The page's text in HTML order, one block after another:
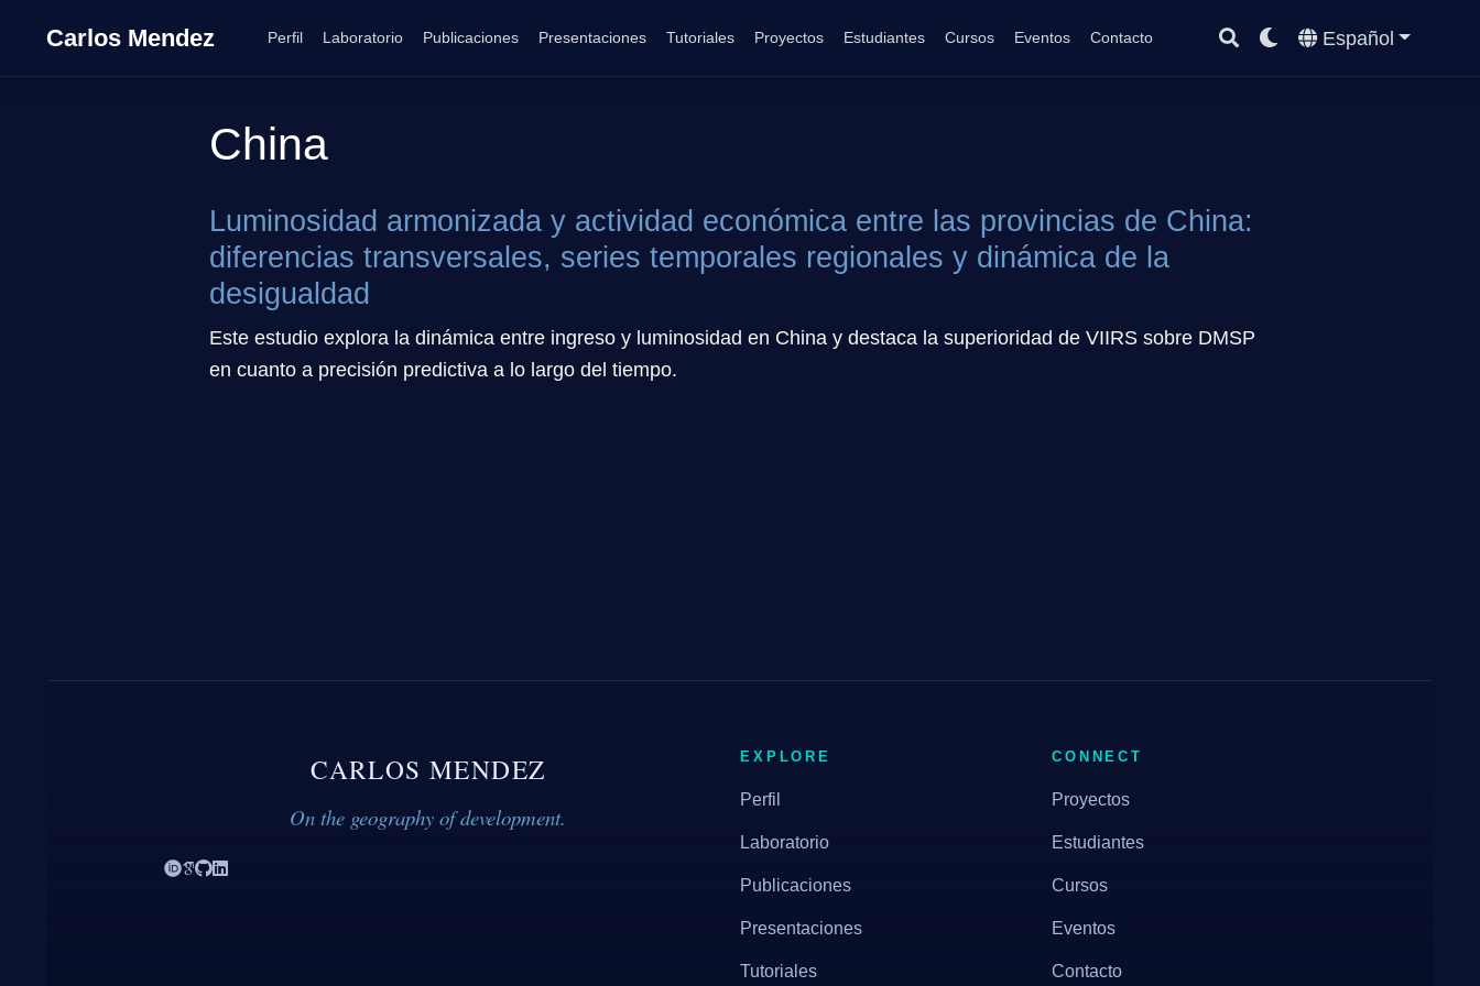
Carlos Mendez Perfil Laboratorio Publicaciones Presentaciones Tutoriales Proyectos Estudiantes Cursos Eventos Contacto Español
China
Luminosidad armonizada y actividad económica entre las provincias de China:
diferencias transversales, series temporales regionales y dinámica de la
desigualdad
Este estudio explora la dinámica entre ingreso y luminosidad en China y destaca la superioridad de VIIRS sobre DMSP
en cuanto a precisión predictiva a lo largo del tiempo.
CARLOS MENDEZ
On the geography of development.
EXPLORE
Perfil
Laboratorio
Publicaciones
Presentaciones
Tutoriales
CONNECT
Proyectos
Estudiantes
Cursos
Eventos
Contacto